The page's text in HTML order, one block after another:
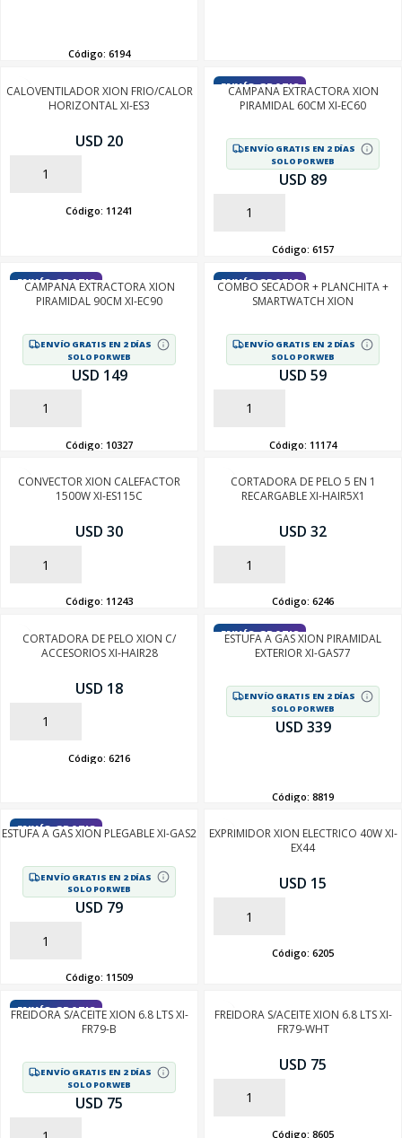
Código: 6194
CALOVENTILADOR XION FRIO/CALOR
HORIZONTAL XI-ES3
USD 20
AÑADIR
Código: 11241
ENVÍO GRATIS
CAMPANA EXTRACTORA XION
PIRAMIDAL 60CM XI-EC60
ENVÍO GRATIS EN 2 DÍAS
SOLO POR WEB
USD 89
AÑADIR
Código: 6157
ENVÍO GRATIS
CAMPANA EXTRACTORA XION
PIRAMIDAL 90CM XI-EC90
ENVÍO GRATIS EN 2 DÍAS
SOLO POR WEB
USD 149
AÑADIR
Código: 10327
ENVÍO GRATIS
COMBO SECADOR + PLANCHITA +
SMARTWATCH XION
ENVÍO GRATIS EN 2 DÍAS
SOLO POR WEB
USD 59
AÑADIR
Código: 11174
CONVECTOR XION CALEFACTOR
1500W XI-ES115C
USD 30
AÑADIR
Código: 11243
CORTADORA DE PELO 5 EN 1
RECARGABLE XI-HAIR5X1
USD 32
AÑADIR
Código: 6246
CORTADORA DE PELO XION C/
ACCESORIOS XI-HAIR28
USD 18
AÑADIR
Código: 6216
ENVÍO GRATIS
ESTUFA A GAS XION PIRAMIDAL
EXTERIOR XI-GAS77
ENVÍO GRATIS EN 2 DÍAS
SOLO POR WEB
USD 339
Código: 8819
ENVÍO GRATIS
ESTUFA A GAS XION PLEGABLE XI-GAS2
ENVÍO GRATIS EN 2 DÍAS
SOLO POR WEB
USD 79
AÑADIR
Código: 11509
EXPRIMIDOR XION ELECTRICO 40W XI-
EX44
USD 15
AÑADIR
Código: 6205
ENVÍO GRATIS
FREIDORA S/ACEITE XION 6.8 LTS XI-
FR79-B
ENVÍO GRATIS EN 2 DÍAS
SOLO POR WEB
USD 75
FREIDORA S/ACEITE XION 6.8 LTS XI-
FR79-WHT
USD 75
AÑADIR
Código: 8605